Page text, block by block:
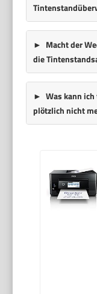
Macht der
die
Was kann
plötzlich nicht